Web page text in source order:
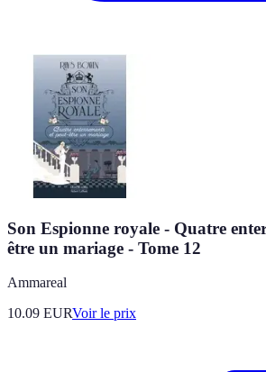
Son Espionne royale - Quatre
être un mariage - Tome 12
Ammareal
10.09 EURVoir le prix